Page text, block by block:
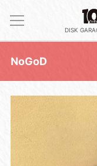
DISK
NoGoD